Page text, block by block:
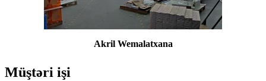
Akril Wemalatxana
Müştəri işi